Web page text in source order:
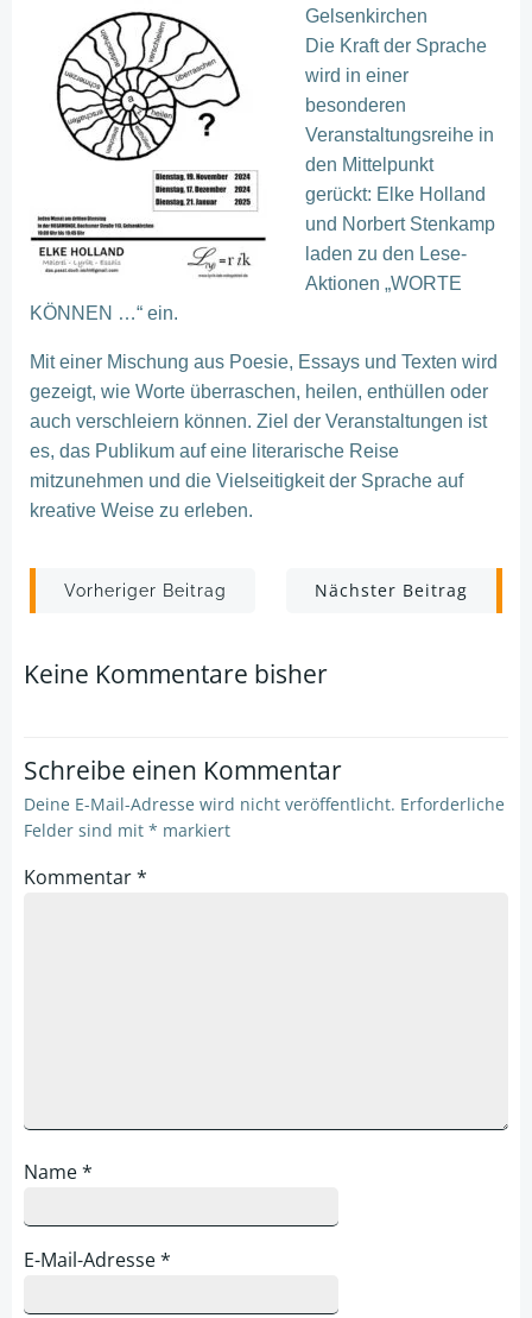
Gelsenkirchen
Die Kraft der Sprache
wird in einer
besonderen
Veranstaltungsreihe in
den Mittelpunkt
gerückt: Elke Holland
und Norbert Stenkamp
laden zu den Lese-
Aktionen „WORTE
KÖNNEN …“ ein.
Mit einer Mischung aus Poesie, Essays und Texten wird
gezeigt, wie Worte überraschen, heilen, enthüllen oder
auch verschleiern können. Ziel der Veranstaltungen ist
es, das Publikum auf eine literarische Reise
mitzunehmen und die Vielseitigkeit der Sprache auf
kreative Weise zu erleben.
Post
navigation
Vorheriger Beitrag
Post
navigation
Nächster Beitrag
Keine Kommentare bisher
Schreibe einen Kommentar
Deine E-Mail-Adresse wird nicht veröffentlicht. Erforderliche
Felder sind mit * markiert
Kommentar*
Name*
E-Mail-Adresse*